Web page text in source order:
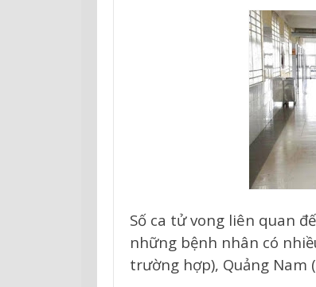
Số ca tử vong liên quan
những bệnh nhân có
trường hợp), Quảng Nam